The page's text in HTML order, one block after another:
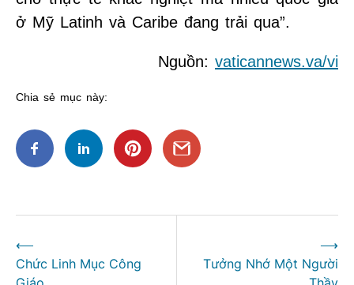
ở Mỹ Latinh và Caribe đang trải qua”.
Nguồn: vaticannews.va/vi
Chia sẻ mục này:
hướng
bài
⟵
Chức Linh Mục Công
Tưởng Nhớ Một Người
⟶